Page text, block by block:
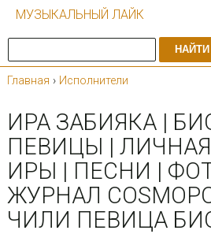
МУЗЫКАЛЬНЫЙ ЛАЙК
НАЙТИ
Главная › Исполнители
ИРА ЗАБИЯКА |
ПЕВИЦЫ |
ИРЫ | ПЕСНИ |
ЖУРНАЛ
ЧИЛИ ПЕВИЦА